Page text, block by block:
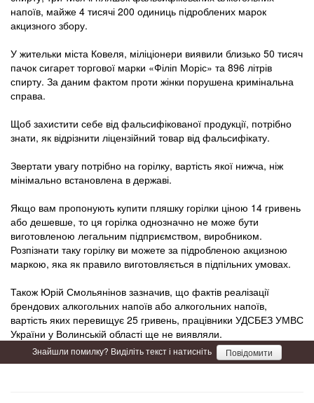
напоїв, майже 4 тисячі 200 одиниць підроблених марок
акцизного збору.
У жительки міста Ковеля, міліціонери виявили близько 50 тисяч
пачок сигарет торгової марки «Філіп Моріс» та 896 літрів
спирту. За даним фактом проти жінки порушена кримінальна
справа.
Щоб захистити себе від фальсифікованої продукції, потрібно
знати, як відрізнити ліцензійний товар від фальсифікату.
Звертати увагу потрібно на горілку, вартість якої нижча, ніж
мінімально встановлена в державі.
Якщо вам пропонують купити пляшку горілки ціною 14 гривень
або дешевше, то ця горілка однозначно не може бути
виготовленою легальним підприємством, виробником.
Розпізнати таку горілку ви можете за підробленою акцизною
маркою, яка як правило виготовляється в підпільних умовах.
Також Юрій Смольянінов зазначив, що фактів реалізації
брендових алкогольних напоїв або алкогольних напоїв,
вартість яких перевищує 25 гривень, працівники УДСБЕЗ УМВС
України у Волинській області ще не виявляли.
Знайшли помилку? Виділіть текст і натисніть Повідомити